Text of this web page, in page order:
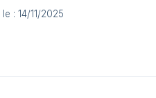
: 14/11/2025